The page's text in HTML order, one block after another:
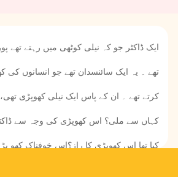
ایک ڈاکٹر جو کہ نیلی کوٹھی میں رہتے تھے
تھے ۔ یہ ایک سائنسدان تھے جو انسانوں کی
کرتے تھے ۔ ان کے پاس ایک نیلی کھوپڑی
کہاں سے ملی؟ اس کھوپڑی کی وجہ سے
کیا تھا اس کھوپڑی کا راز؟اس خوفناک کھو